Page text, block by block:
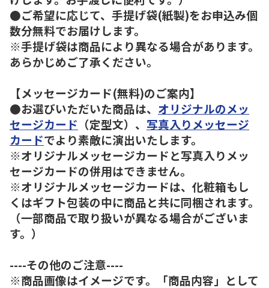
●ご希望に応じて、手提げ袋(紙製)をお申込み個
数分無料でお届けします。
※手提げ袋は商品により異なる場合があります。
あらかじめご了承ください。
【メッセージカード(無料)のご案内】
●お選びいただいた商品は、 オリジナルのメッ
セージカード （定型文）、 写真入りメッセージ
カードでより素敵に演出いたします。
※オリジナルメッセージカードと写真入りメッ
セージカードの併用はできません。
※オリジナルメッセージカードは、化粧箱もし
くはギフト包装の中に商品と共に同梱されます。
（一部商品で取り扱いが異なる場合がございま
す。）
----その他のご注意----
※商品画像はイメージです。「商品内容」として